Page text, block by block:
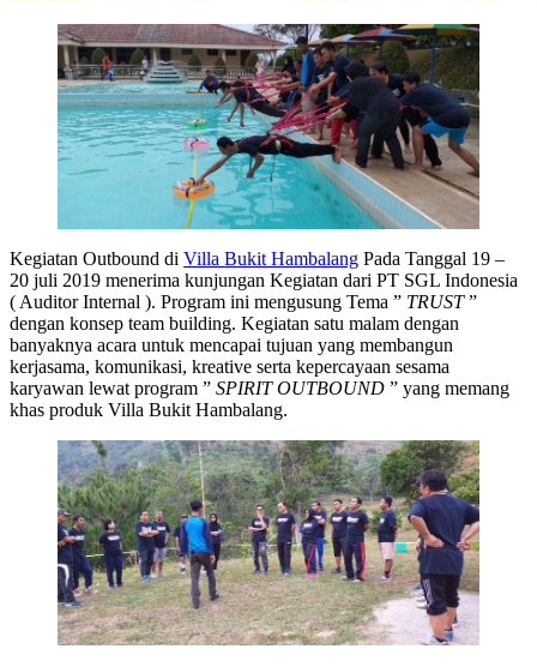
Kegiatan Outbound di Villa Bukit Hambalang Pada Tanggal 19 –
20 juli 2019 menerima kunjungan Kegiatan dari PT SGL Indonesia
( Auditor Internal ). Program ini mengusung Tema ” TRUST”
dengan konsep team building. Kegiatan satu malam dengan
banyaknya acara untuk mencapai tujuan yang membangun
kerjasama, komunikasi, kreative serta kepercayaan sesama
karyawan lewat program ” SPIRIT OUTBOUND ” yang memang
khas produk Villa Bukit Hambalang.